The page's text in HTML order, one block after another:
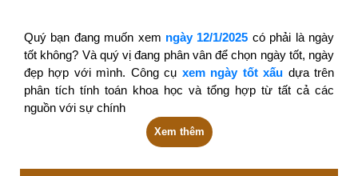
Quý bạn đang muốn xem ngày 12/1/2025 có phải là ngày
tốt không? Và quý vị đang phân vân để chọn ngày tốt, ngày
đẹp hợp với mình. Công cụ xem ngày tốt xấu dựa trên
phân tích tính toán khoa học và tổng hợp từ tất cả các
nguồn với sự chính
Xem thêm